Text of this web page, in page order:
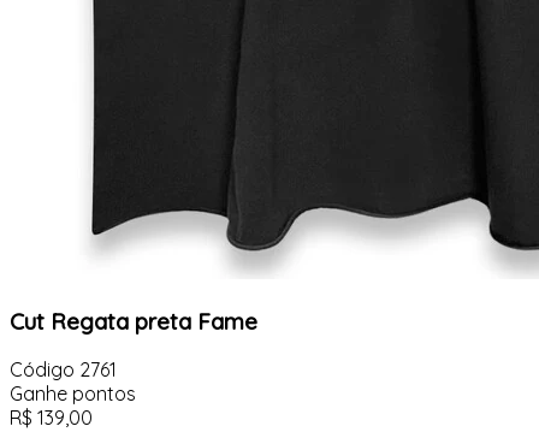
Cut Regata preta Fame
Código 2761
Ganhe pontos
R$ 139,00